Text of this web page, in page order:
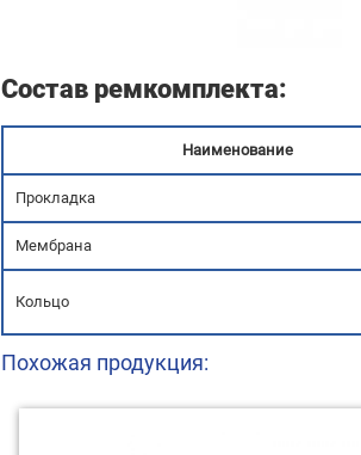
Состав ремкомплекта:
Наименование
Прокладка
Мембрана
Кольцо
Похожая продукция: